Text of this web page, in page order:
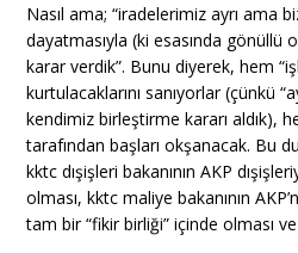
Nasıl ama; “iradelerimiz ayrı ama
dayatmasıyla (ki esasında gönüllü
karar verdik”. Bunu diyerek, hem
kurtulacaklarını sanıyorlar (çünkü
kendimiz birleştirme kararı aldık),
tarafından başları okşanacak. Bu
kktc dışişleri bakanının AKP
olması, kktc maliye bakanının
tam bir “fikir birliği” içinde olması